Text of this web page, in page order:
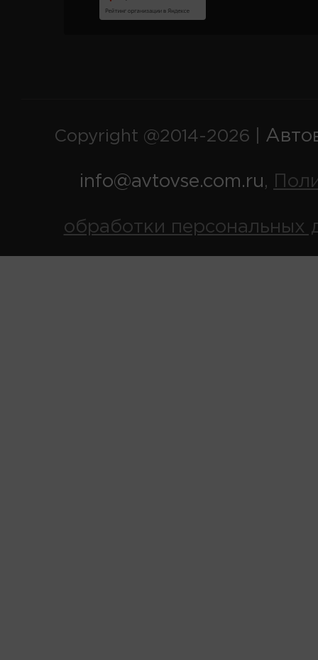
Copyright @2014-2026 |
info@avtovse.com.ru,
обработки персональных